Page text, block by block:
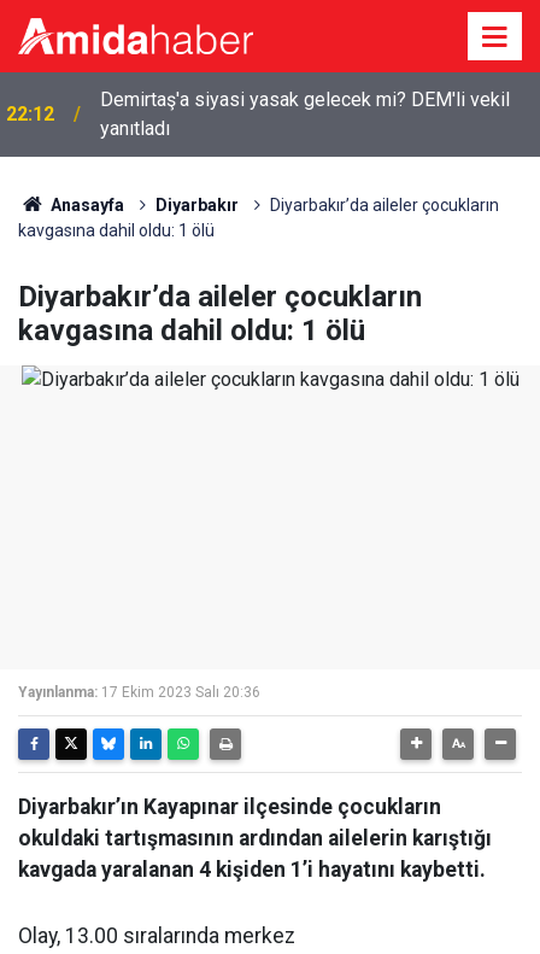
22:12
Demirtaş'a siyasi yasak gelecek mi? DEM'li vekil
yanıtladı
Anasayfa Diyarbakır
Diyarbakır’da aileler çocukların
kavgasına dahil oldu: 1 ölü
Diyarbakır’da aileler çocukların
kavgasına dahil oldu: 1 ölü
Yayınlanma: 17 Ekim 2023 Salı 20:36
Diyarbakır’ın Kayapınar ilçesinde çocukların
okuldaki tartışmasının ardından ailelerin karıştığı
kavgada yaralanan 4 kişiden 1’i hayatını kaybetti.
Olay, 13.00 sıralarında merkez